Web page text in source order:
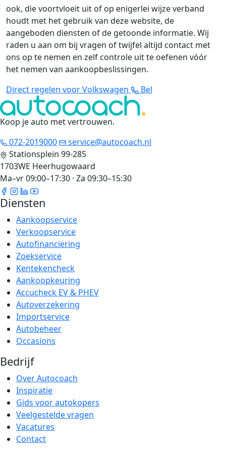
ook, die voortvloeit uit of op enigerlei wijze verband
houdt met het gebruik van deze website, de
aangeboden diensten of de getoonde informatie. Wij
raden u aan om bij vragen of twijfel altijd contact met
ons op te nemen en zelf controle uit te oefenen vóór
het nemen van aankoopbeslissingen.
Direct regelen voor Volkswagen
Bel
Koop je auto met vertrouwen.
072-2019000
service@autocoach.nl
Stationsplein 99-285
1703WE Heerhugowaard
Ma–vr 09:00–17:30 · Za 09:30–15:30
Diensten
Aankoopservice
Verkoopservice
Autofinanciering
Zoekservice
Kentekencheck
Aankoopkeuring
Accucheck EV & PHEV
Autoverzekering
Importservice
Autobeheer
Occasions
Bedrijf
Over Autocoach
Inspiratie
Gids voor autokopers
Veelgestelde vragen
Vacatures
Contact